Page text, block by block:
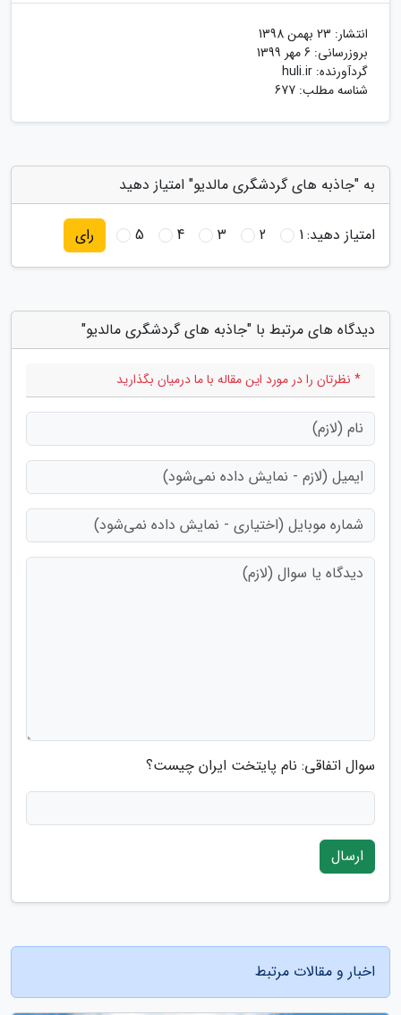
انتشار: 23 بهمن 1398
بروزرسانی: 6 مهر 1399
گردآورنده: huli.ir
شناسه مطلب: 677
به "جاذبه های گردشگری مالدیو" امتیاز دهید
امتیاز دهید:1
2
3
4
5 رای
دیدگاه های مرتبط با "جاذبه های گردشگری مالدیو"
* نظرتان را در مورد این مقاله با ما درمیان بگذارید
سوال اتفاقی: نام پایتخت ایران چیست؟
ارسال
اخبار و مقالات مرتبط